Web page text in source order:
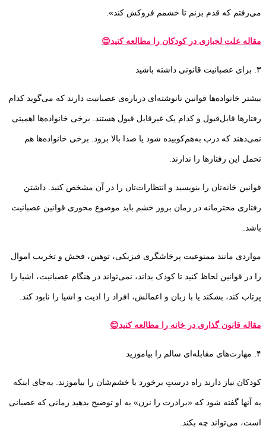
می‌رفتم که قدم بزنم تا خشمم فروکش کند».
مقاله علت لجبازی در کودکان را مطالعه کنید😊
۳. برای عصبانیت قانونی داشته باشید
بیشتر خانواده‌ها قوانین نانوشته‌ای درباره‌ی عصبانیت دارند که می‌گوید کدام
رفتارها قابل‌قبول و کدام‌ یک غیرقابل‌ قبول هستند. برخی خانواده‌ها اهمیتی
نمی‌دهند که درب به‌هم‌کوبیده شود یا صدا بالا برود. برخی خانواده‌ها هم
تحمل این رفتارها را ندارند.
قوانین خانه‌تان را بنویسید و انتظارات‌تان را در آن مشخص کنید. داشتن
رفتاری محترمانه در زمان بروز خشم باید موضوع محوری قوانین عصبانیت
باشد.
مواردی مانند ممنوعیت پرخاشگری فیزیکی، توهین، فحش و تخریب اموال
را در قوانین لحاظ کنید تا کودک بداند، نمی‌تواند در هنگام عصبانیت، اشیا را
پرتاب کند، بشکند یا با زبان و اعمالش، افراد را اذیت و اشیا را نابود کند.
مقاله قانون گذاری در خانه را مطالعه کنید😊
۴. مهارت‌های مقابله‌ای سالم را بیاموزید
کودکان نیاز دارند راه درستِ برخورد با خشم‌شان را بیاموزند. به‌جای اینکه
به آنها گفته شود که «برادرت را نزن» به او توضیح بدهید زمانی که عصبانی
است، می‌تواند چه بکند.